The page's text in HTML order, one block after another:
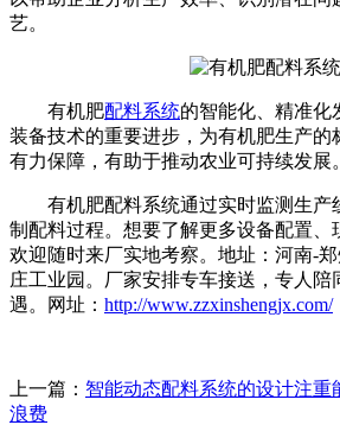
艺。
有机肥配料系统的智能化、精准化
装备技术的重要进步，为有机肥生产的
有力保障，有助于推动农业可持续发展。
有机肥配料系统通过实时监测生产
制配料过程。想要了解更多设备配置、
欢迎随时来厂实地考察。地址：河南-
庄工业园。厂家安排专车接送，专人陪
遇。网址： http://www.zzxinshengjx.com/
上一篇： 智能动态配料系统的设计注重
浪费